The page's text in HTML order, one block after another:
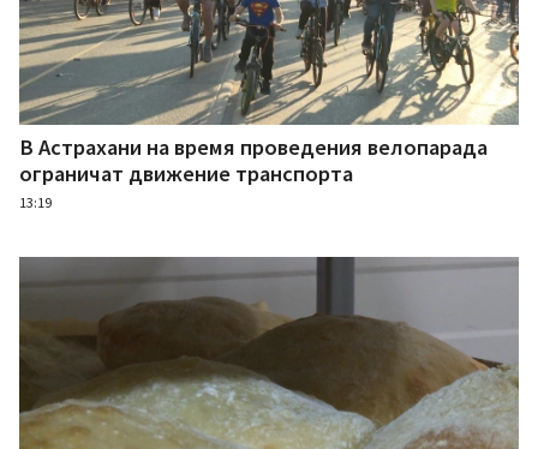
В Астрахани на время проведения велопарада
ограничат движение транспорта
13:19